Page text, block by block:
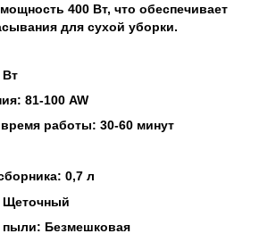
400 Вт, что обеспечивает
для сухой уборки.
81-100 AW
работы: 30-60 минут
0,7 л
Щеточный
пыли: Безмешковая